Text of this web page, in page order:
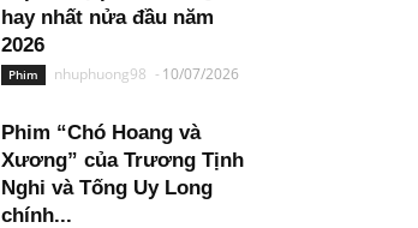
hay nhất nửa đầu năm
2026
Phim nhuphuong98 - 10/07/2026
Phim “Chó Hoang và
Xương” của Trương Tịnh
Nghi và Tống Uy Long
chính...